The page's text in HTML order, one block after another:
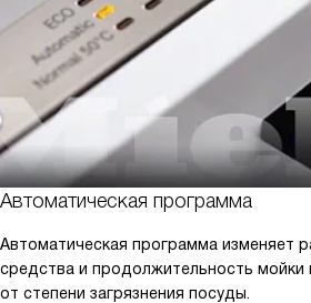
Автоматическая программа
Автоматическая программа изменяет
средства и продолжительность мойки
от степени загрязнения посуды.